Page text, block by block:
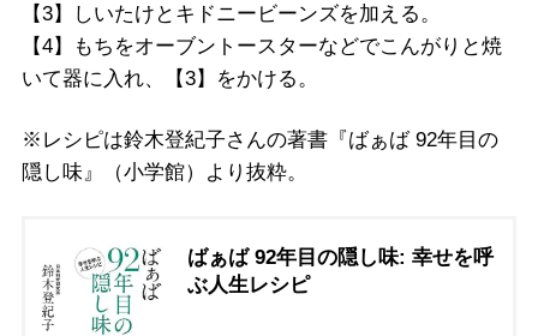
【3】しいたけとキドニービーンズを加える。
【4】もちをオーブントースターなどでこんがりと焼
いて器に入れ、【3】をかける。
※レシピは鈴木登紀子さんの著書『ばぁば 92年目の
隠し味』（小学館）より抜粋。
ばぁば 92年目の隠し味: 幸せを呼
ぶ人生レシピ